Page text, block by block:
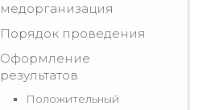
медорганизация
Порядок проведения
Оформление
результатов
Положительный